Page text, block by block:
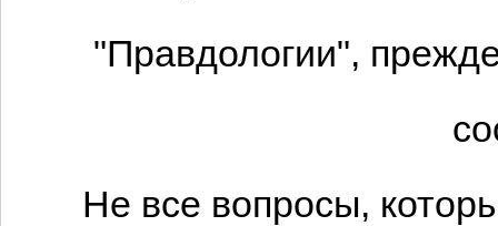
"Правдологии",
Не все вопросы,